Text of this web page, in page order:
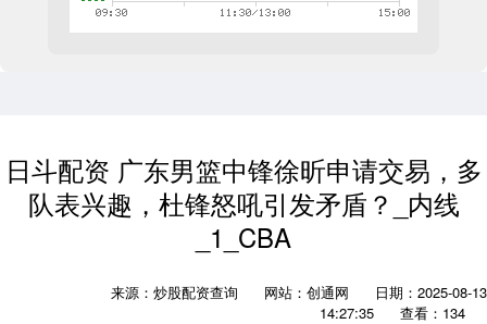
日斗配资 广东男篮中锋徐昕申请交易，多
队表兴趣，杜锋怒吼引发矛盾？_内线
_1_CBA
来源：炒股配资查询 网站：创通网
日期：2025-08-13
14:27:35
查看：134